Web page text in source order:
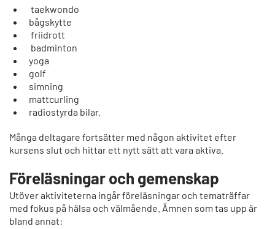
taekwondo
bågskytte
friidrott
badminton
yoga
golf
simning
mattcurling
radiostyrda bilar.
Många deltagare fortsätter med någon aktivitet efter
kursens slut och hittar ett nytt sätt att vara aktiva.
Föreläsningar och gemenskap
Utöver aktiviteterna ingår föreläsningar och tematräffar
med fokus på hälsa och välmående. Ämnen som tas upp är
bland annat: